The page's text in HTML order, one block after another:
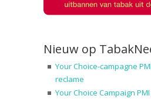
Nieuw op
Your Choice-campagne
reclame
Your Choice Campaign